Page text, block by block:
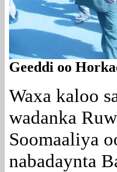
Geeddi oo
Waxa kaloo
wadanka
Soomaaliya
nabadaynta